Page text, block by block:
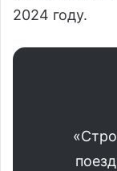
2024 году.